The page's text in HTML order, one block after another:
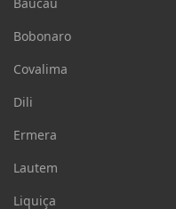
Bobonaro
Covalima
Dili
Ermera
Lautem
Liquiça